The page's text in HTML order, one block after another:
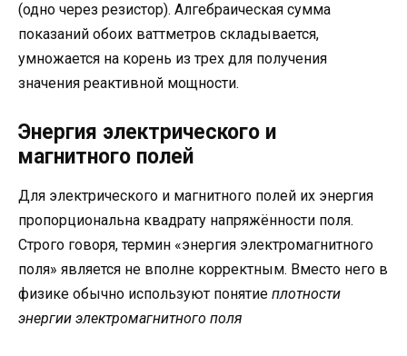
(одно через резистор). Алгебраическая сумма
показаний обоих ваттметров складывается,
умножается на корень из трех для получения
значения реактивной мощности.
Энергия электрического и
магнитного полей
Для электрического и магнитного полей их энергия
пропорциональна квадрату напряжённости поля.
Строго говоря, термин «энергия электромагнитного
поля» является не вполне корректным. Вместо него в
физике обычно используют понятие плотности
энергии электромагнитного поля